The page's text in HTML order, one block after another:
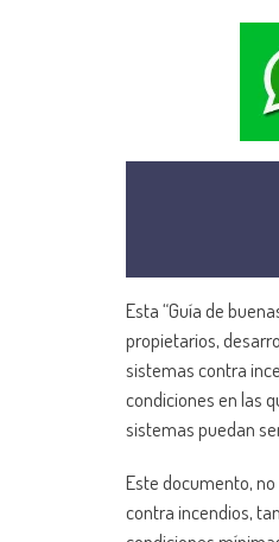
Esta “Guía de
propietarios,
sistemas contra
condiciones en las
sistemas puedan
Este documento,
contra incendios,